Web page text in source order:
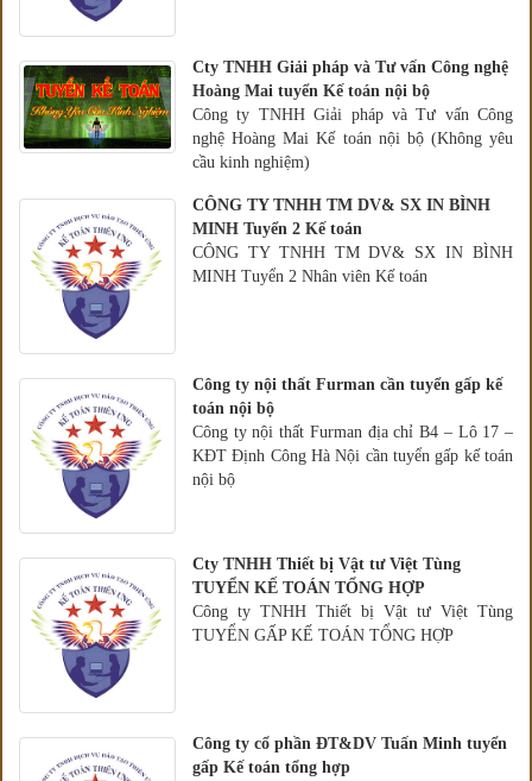
Cty TNHH Giải pháp và Tư vấn Công nghệ
Hoàng Mai tuyển Kế toán nội bộ
Công ty TNHH Giải pháp và Tư vấn Công
nghệ Hoàng Mai Kế toán nội bộ (Không yêu
cầu kinh nghiệm)
CÔNG TY TNHH TM DV& SX IN BÌNH
MINH Tuyển 2 Kế toán
CÔNG TY TNHH TM DV& SX IN BÌNH
MINH Tuyển 2 Nhân viên Kế toán
Công ty nội thất Furman cần tuyển gấp kế
toán nội bộ
Công ty nội thất Furman địa chỉ B4 – Lô 17 –
KĐT Định Công Hà Nội cần tuyển gấp kế toán
nội bộ
Cty TNHH Thiết bị Vật tư Việt Tùng
TUYỂN KẾ TOÁN TỔNG HỢP
Công ty TNHH Thiết bị Vật tư Việt Tùng
TUYỂN GẤP KẾ TOÁN TỔNG HỢP
Công ty cổ phần ĐT&DV Tuấn Minh tuyển
gấp Kế toán tổng hợp